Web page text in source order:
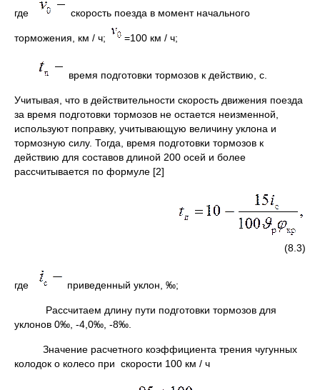
где скорость поезда в момент начального
торможения, км / ч; =100 км / ч;
время подготовки тормозов к действию, с.
Учитывая, что в действительности скорость движения поезда
за время подготовки тормозов не остается неизменной,
используют поправку, учитывающую величину уклона и
тормозную силу. Тогда, время подготовки тормозов к
действию для составов длиной 200 осей и более
рассчитывается по формуле [2]
(8.3)
где приведенный уклон, ‰;
Рассчитаем длину пути подготовки тормозов для
уклонов 0‰, -4,0‰, -8‰.
Значение расчетного коэффициента трения чугунных
колодок о колесо при скорости 100 км / ч